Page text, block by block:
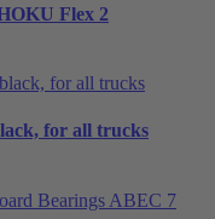
Flex 2
for all trucks